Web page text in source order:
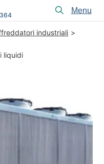
menu
industriali
liquidi